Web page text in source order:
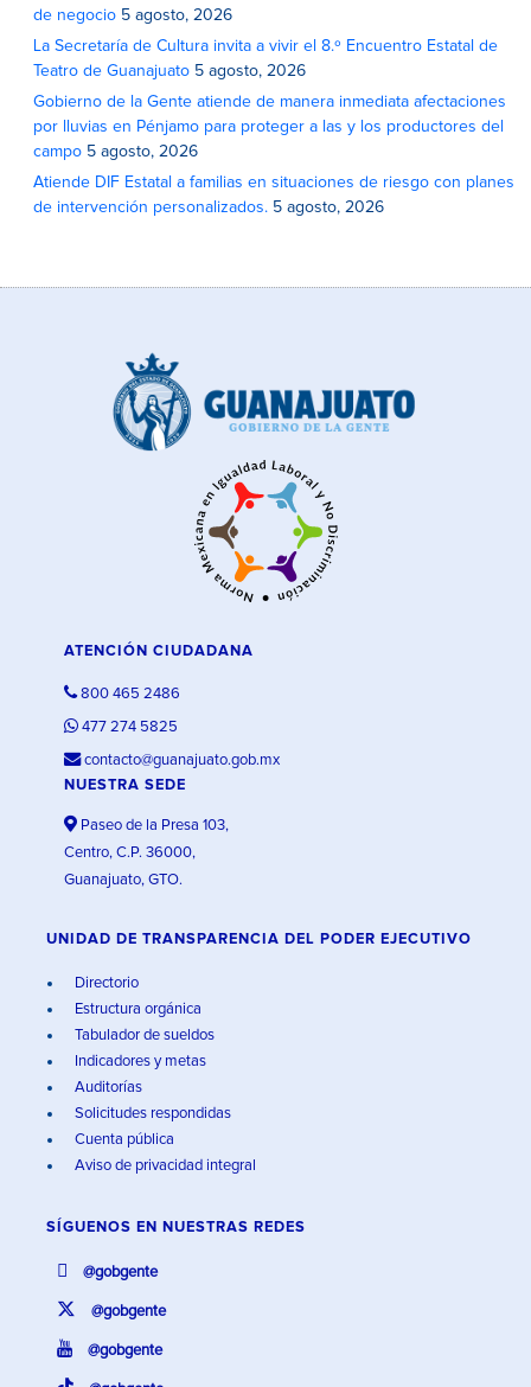
de negocio 5 agosto, 2026
La Secretaría de Cultura invita a vivir el 8.º Encuentro Estatal de
Teatro de Guanajuato 5 agosto, 2026
Gobierno de la Gente atiende de manera inmediata afectaciones
por lluvias en Pénjamo para proteger a las y los productores del
campo 5 agosto, 2026
Atiende DIF Estatal a familias en situaciones de riesgo con planes
de intervención personalizados. 5 agosto, 2026
ATENCIÓN CIUDADANA
800 465 2486
477 274 5825
contacto@guanajuato.gob.mx
NUESTRA SEDE
Paseo de la Presa 103,
Centro, C.P. 36000,
Guanajuato, GTO.
UNIDAD DE TRANSPARENCIA DEL PODER EJECUTIVO
Directorio
Estructura orgánica
Tabulador de sueldos
Indicadores y metas
Auditorías
Solicitudes respondidas
Cuenta pública
Aviso de privacidad integral
SÍGUENOS EN NUESTRAS REDES
@gobgente
@gobgente
@gobgente